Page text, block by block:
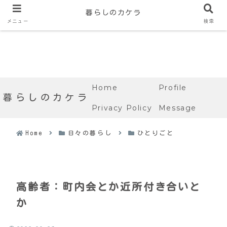
暮らしのカケラ
Home Profile
Privacy Policy Message
Home 日々の暮らし ひとりごと
高齢者：町内会とか近所付き合いと
か
メニュー
暮らしのカケラ
検索